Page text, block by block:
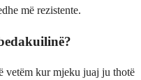
më rezistente.
vetëm kur mjeku juaj ju thotë